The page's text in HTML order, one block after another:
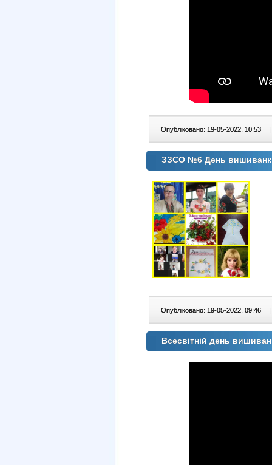
Опубліковано: 19-05-2022, 10:53 |
ЗЗСО №6 День
Опубліковано: 19-05-2022, 09:46 |
Всесвітній день